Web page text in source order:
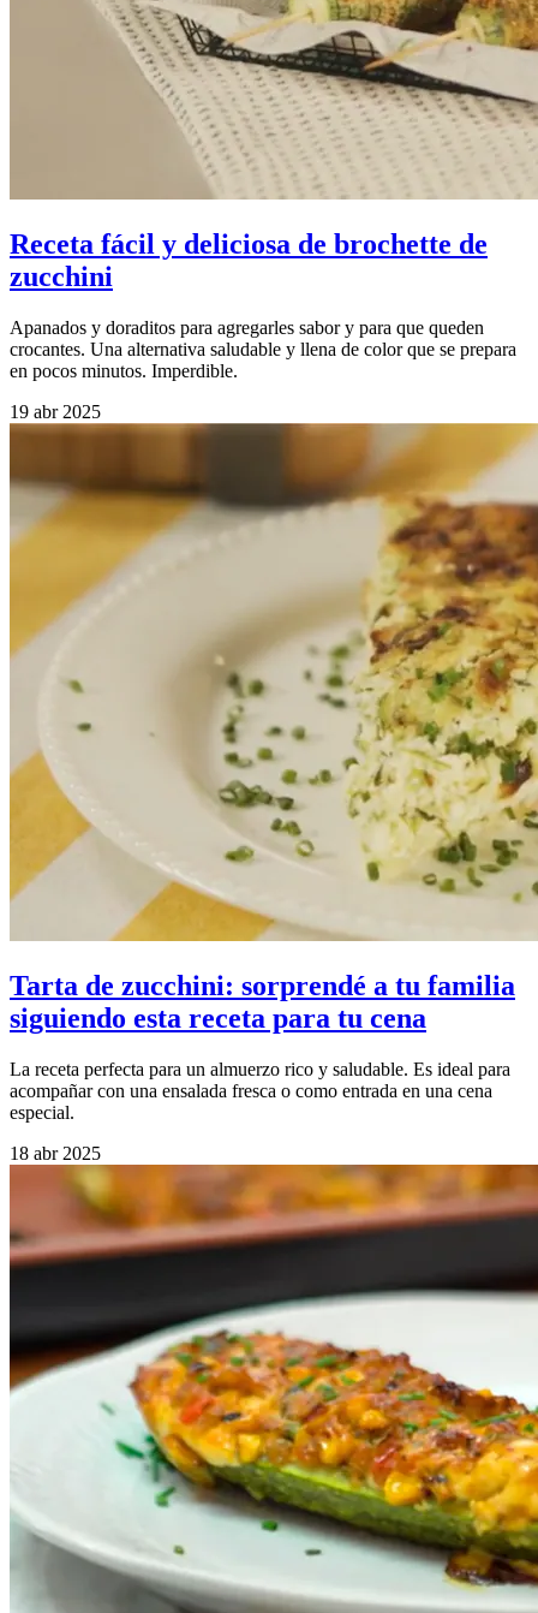
Receta fácil y deliciosa de brochette de
zucchini
Apanados y doraditos para agregarles sabor y para que queden
crocantes. Una alternativa saludable y llena de color que se prepara
en pocos minutos. Imperdible.
19 abr 2025
Tarta de zucchini: sorprendé a tu familia
siguiendo esta receta para tu cena
La receta perfecta para un almuerzo rico y saludable. Es ideal para
acompañar con una ensalada fresca o como entrada en una cena
especial.
18 abr 2025